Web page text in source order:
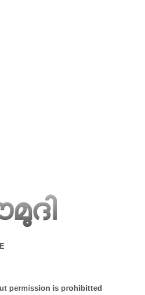
permission is prohibitted